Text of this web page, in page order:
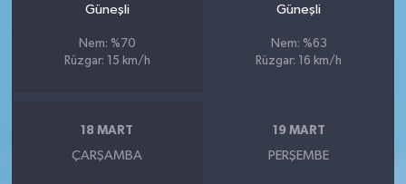
Güneşli
Nem: %70
Rüzgar: 15 km/h
Güneşli
Nem: %63
Rüzgar: 16 km/h
18 MART
ÇARŞAMBA
19 MART
PERŞEMBE